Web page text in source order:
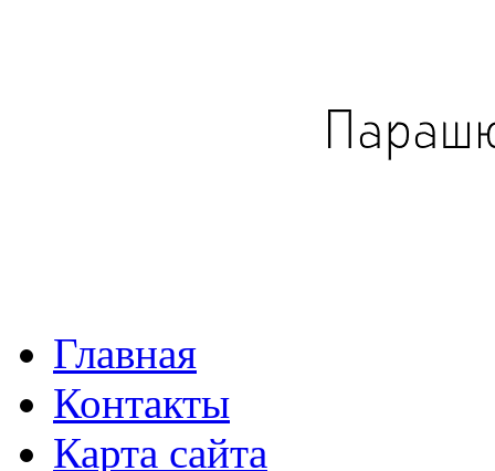
Главная
Контакты
Карта сайта